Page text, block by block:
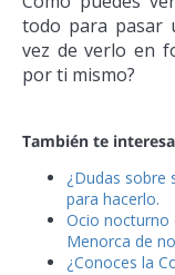
todo para pasar
vez de verlo en
por ti mismo?
También te
¿Dudas sobre
para hacerlo.
Ocio nocturno
Menorca de
¿Conoces la